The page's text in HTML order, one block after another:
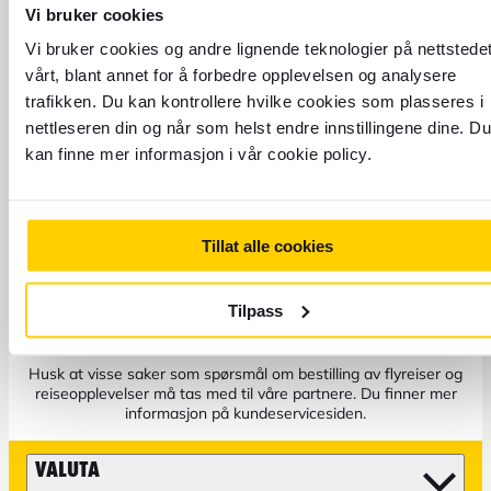
Vi bruker cookies
Vi bruker cookies og andre lignende teknologier på
vårt, blant annet for å forbedre opplevelsen og analysere
trafikken. Du kan kontrollere hvilke cookies som plasseres i
nettleseren din og når som helst endre innstillingene dine. Du
kan finne mer informasjon i vår cookie policy.
Tillat alle cookies
Tilpass
Send oss en e-post eller
besøk vår kundeserviceside
Til kundeservice
Husk at visse saker som spørsmål om bestilling av flyreiser og
reiseopplevelser må tas med til våre partnere. Du finner mer
informasjon på kundeservicesiden.
VALUTA